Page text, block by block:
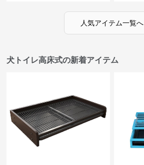
人気アイテム一覧へ
犬トイレ高床式の新着アイテム